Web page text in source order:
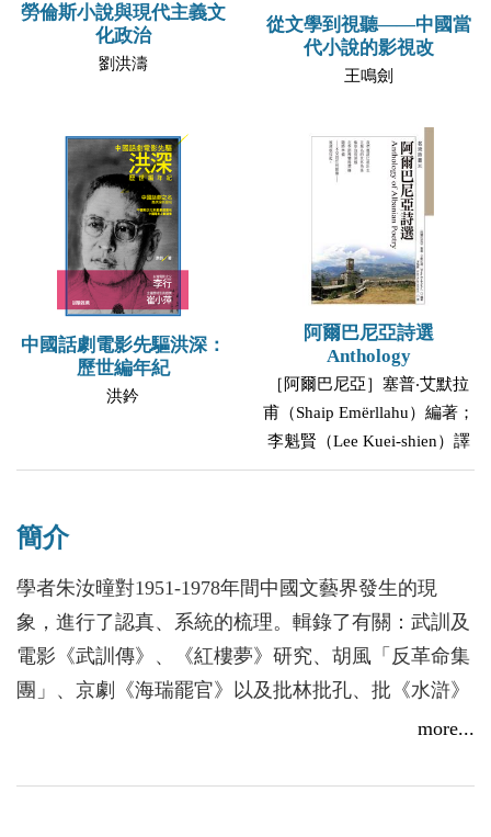
勞倫斯小說與現代主義文
化政治
劉洪濤
從文學到視聽——中國當
代小說的影視改
王鳴劍
中國話劇電影先驅洪深：
歷世編年紀
洪鈐
阿爾巴尼亞詩選
Anthology
［阿爾巴尼亞］塞普‧艾默拉
甫（Shaip Emërllahu）編著；
李魁賢（Lee Kuei-shien）譯
簡介
學者朱汝曈對1951-1978年間中國文藝界發生的現
象，進行了認真、系統的梳理。輯錄了有關：武訓及
電影《武訓傳》、《紅樓夢》研究、胡風「反革命集
團」、京劇《海瑞罷官》以及批林批孔、批《水滸》
批宋江等十多件歷史事實。所引用的史料詳實，沒有
空間。
more...